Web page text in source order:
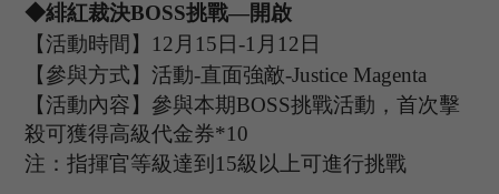
◆緋紅裁決BOSS挑戰—開啟
【活動時間】 12 月 15 日-1 月 12 日
【參與方式】活動-直面強敵-Justice Magenta
【活動內容】參與本期BOSS挑戰活動，首次擊
殺可獲得高級代金券*10
注：指揮官等級達到 15級以上可進行挑戰